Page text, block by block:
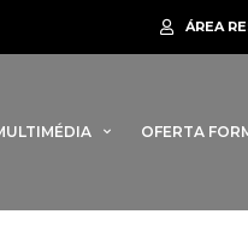
novo veículo florestal•
ÁREA
OFERTA